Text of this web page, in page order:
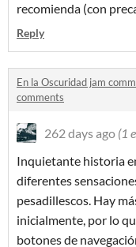
recomienda (con
Reply
En la Oscuridad jam
comments
262 days ago (1
Inquietante historia
diferentes
pesadillescos. Hay
inicialmente, por lo
botones de